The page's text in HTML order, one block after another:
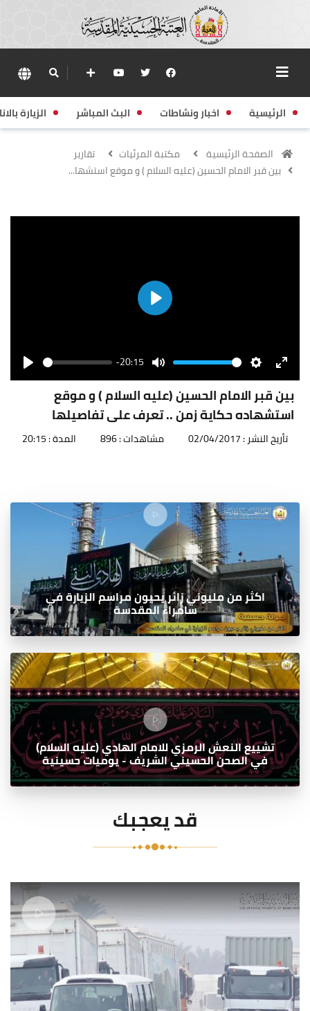
الرئيسية اخبار ونشاطات البث المباشر الزيارة
الصفحة الرئيسية مكتبة المرئيات
تقارير
بين قبر الامام الحسين (عليه السلام ) و موقع استشها...
Play
Play
Seek -20:15
Mute
Volume
SettingsEnter
بين قبر الامام الحسين (عليه السلام ) و موقع
استشهاده حكاية زمن .. تعرف على تفاصيلها
تأريخ النشر : 02/04/2017 مشاهدات : 896 المدة : 20:15
اكثر من مليوني زائر يحيون مراسم الزيارة في
سامراء المقدسة
تشييع النعش الرمزي للامام الهادي (عليه السلام)
في الصحن الحسيني الشريف - يوميات حسينية
قد يعجبك